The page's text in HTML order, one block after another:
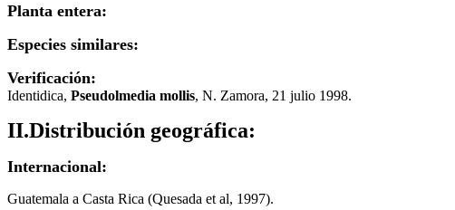
Planta entera:
Especies similares:
Verificación:
Identidica, Pseudolmedia mollis, N. Zamora, 21 julio 1998.
II.Distribución geográfica:
Internacional:
Guatemala a Casta Rica (Quesada et al, 1997).